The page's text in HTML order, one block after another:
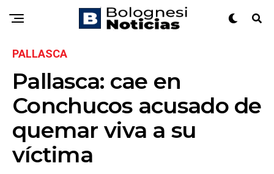
PALLASCA
Pallasca: cae en
Conchucos acusado de
quemar viva a su
víctima